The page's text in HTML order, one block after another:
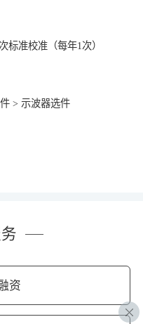
标准校准（每年1次）
> 示波器选件
资